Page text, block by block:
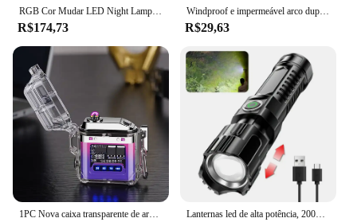
RGB Cor Mudar LED Night Lamp, Tocha Luz, Bluetooth, Controle Remoto, ORE Jogo, Modelo Toy periférico, recarregável
R$174,73
Windproof e impermeável arco duplo transparente isqueiro elétrico, maior confiabilidade e desempenho, isqueiro LED, 1pc
R$29,63
1PC Nova caixa transparente de arco duplo isqueiro eletrônico USB Tipo C carregamento rápido iluminação COB isqueiro de plasma elétrico impermeável Lanternas led de alta potência, 2000lm, tocha tática com luz de exibição, carregamento usb, acampamento, pesca, lanterna com zoom de emergência